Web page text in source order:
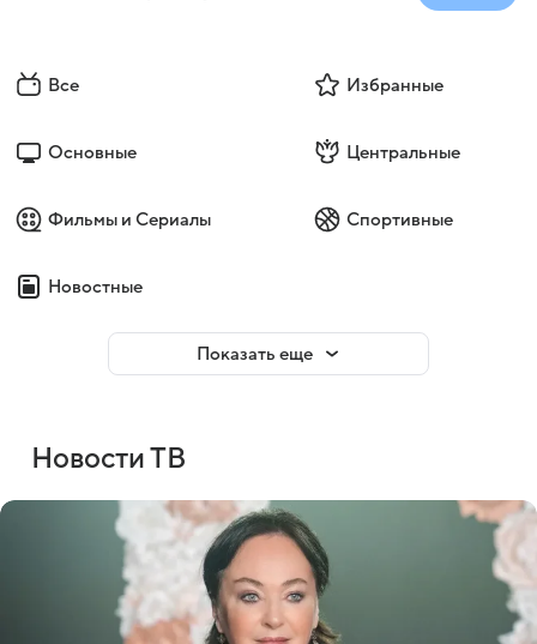
Все Избранные
Основные Центральные
Фильмы и Сериалы Спортивные
Новостные
Показать еще
Новости ТВ